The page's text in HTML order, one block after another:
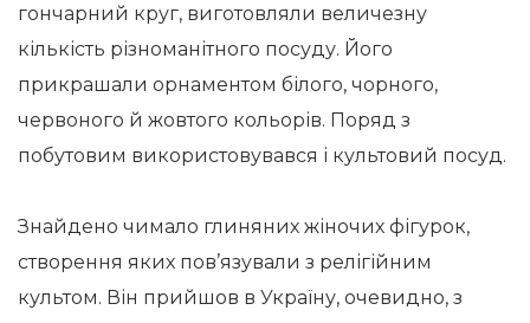
гончарний круг, виготовляли величезну
кількість різноманітного посуду. Його
прикрашали орнаментом білого, чорного,
червоного й жовтого кольорів. Поряд з
побутовим використовувався і культовий посуд.
Знайдено чимало глиняних жіночих фігурок,
створення яких пов’язували з релігійним
культом. Він прийшов в Україну, очевидно, з